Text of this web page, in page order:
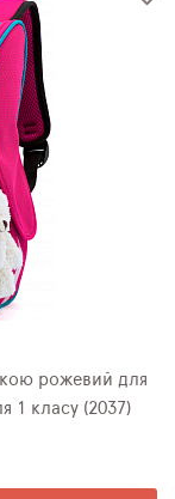
рожевий для
1 класу (2037)